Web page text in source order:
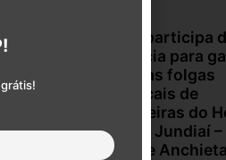
SEESP participa
audiência para
direito às folgas
dominicais de
Enfermeiras do
Unimed Jundiaí –
Unidade Anchieta